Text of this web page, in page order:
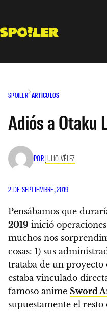
contenido
SPOILER ARTÍCULOS
Adiós a Otaku
POR JULIO VÉLEZ
2 DE SEPTIEMBRE, 2019
Pensábamos que
2019 inició
muchos nos
cosas: 1) sus
trataba de un proyecto
estaba vinculado
famoso anime Sword
supuestamente el